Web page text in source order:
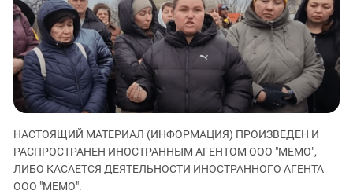
ЗАСТАВЛЯЕТ
КАВКАЗ ЗА ПАЛЕСТИНУ
ИНАКОМЫСЛИЕ В ЧЕЧНЕ
ПРЕСЛЕДОВАНИЕ АКТИВИСТОВ
МОБИЛИЗАЦИЯ И ПРОТЕСТЫ
Дагестан
Ингушетия
Кабардино-Балкария
Калмыкия
Карачаево-Черкесия
Краснодарский край
Нагорный Карабах
Российская Федерация
НАСТОЯЩИЙ МАТЕРИАЛ (ИНФОРМАЦИЯ) ПРОИЗВЕДЕН И
РАСПРОСТРАНЕН ИНОСТРАННЫМ АГЕНТОМ ООО "МЕМО",
ЛИБО КАСАЕТСЯ ДЕЯТЕЛЬНОСТИ ИНОСТРАННОГО АГЕНТА
ООО "МЕМО".